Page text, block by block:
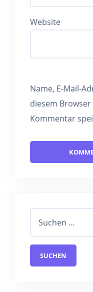
Website
Name, E-Mail-
diesem
Kommentar